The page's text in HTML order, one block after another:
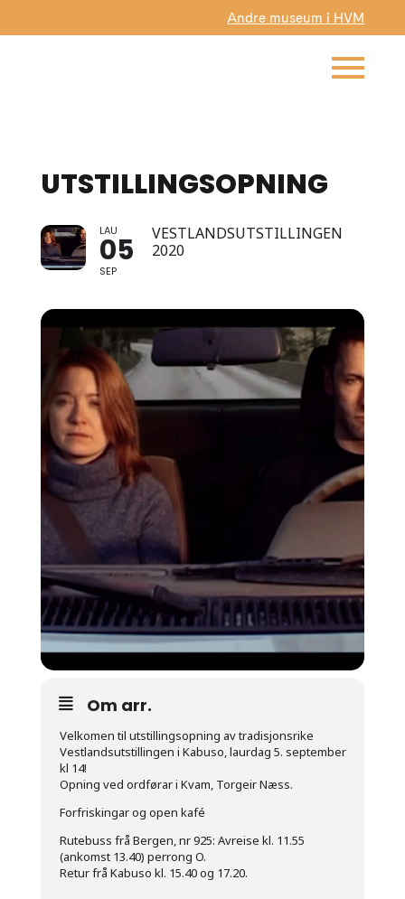
Andre museum i HVM
UTSTILLINGSOPNING
LAU
05
SEP
VESTLANDSUTSTILLINGEN
2020
Om arr.
Velkomen til utstillingsopning av tradisjonsrike
Vestlandsutstillingen i Kabuso, laurdag 5. september
kl 14!
Opning ved ordførar i Kvam, Torgeir Næss.
Forfriskingar og open kafé
Rutebuss frå Bergen, nr 925: Avreise kl. 11.55
(ankomst 13.40) perrong O.
Retur frå Kabuso kl. 15.40 og 17.20.